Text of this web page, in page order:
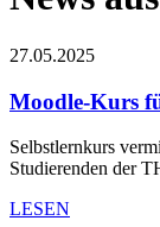
27.05.2025
Moodle-Kurs
Selbstlernkurs
Studierenden der
LESEN